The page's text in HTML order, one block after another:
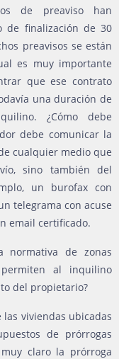
de preaviso han
de finalización de 30
preavisos se están
es muy importante
que ese contrato
una duración de
¿Cómo debe
debe comunicar la
cualquier medio que
sino también del
un burofax con
telegrama con acuse
email certificado.
de zonas
al inquilino
del propietario?
viviendas ubicadas
de prórrogas
claro la prórroga